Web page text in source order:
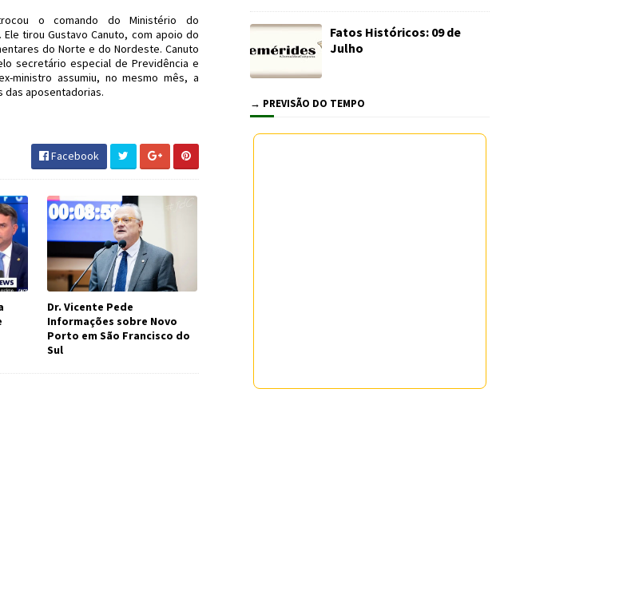
o comando do Ministério do
tirou Gustavo Canuto, com apoio do
do Norte e do Nordeste. Canuto
secretário especial de Previdência e
ministro assumiu, no mesmo mês, a
aposentadorias.
Facebook
Dr. Vicente Pede
Informações sobre Novo
Porto em São Francisco do
Sul
Fatos Históricos: 09 de
Julho
→ PREVISÃO DO TEMPO